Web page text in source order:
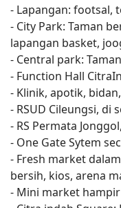
- Lapangan: footsal,
- City Park: Taman
lapangan basket,
- Central park:
- Function Hall
- Klinik, apotik,
- RSUD Cileungsi, di
- RS Permata
- One Gate Sytem
- Fresh market
bersih, kios, arena
- Mini market